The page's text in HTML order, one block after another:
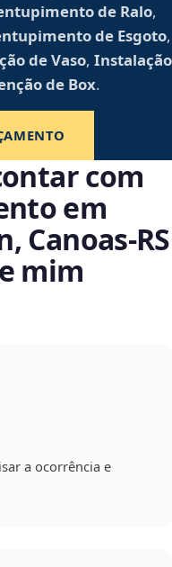
de Ralo,
de Esgoto,
de Vaso, Instalação
de Box.
com
em
Canoas‑RS
mim
a ocorrência e